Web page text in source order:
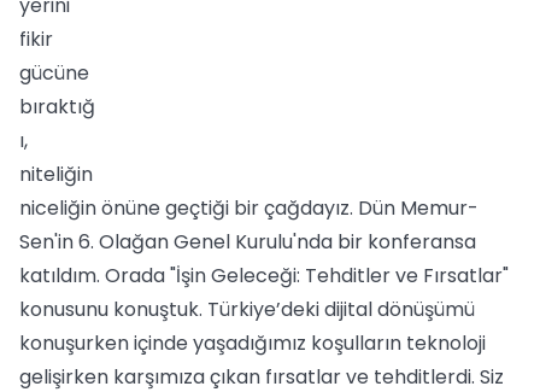
fikir
gücüne
bıraktığ
ı,
niteliğin
niceliğin önüne geçtiği bir çağdayız. Dün Memur-
Sen'in 6. Olağan Genel Kurulu'nda bir konferansa
katıldım. Orada "İşin Geleceği: Tehditler ve Fırsatlar"
konusunu konuştuk. Türkiye’deki dijital dönüşümü
konuşurken içinde yaşadığımız koşulların teknoloji
gelişirken karşımıza çıkan fırsatlar ve tehditlerdi. Siz